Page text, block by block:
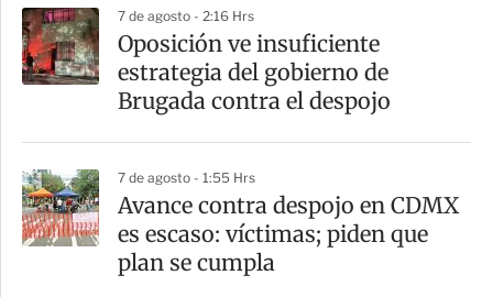
7 de agosto - 2:16 Hrs
Oposición ve insuficiente
estrategia del gobierno de
Brugada contra el despojo
7 de agosto - 1:55 Hrs
Avance contra despojo en CDMX
es escaso: víctimas; piden que
plan se cumpla